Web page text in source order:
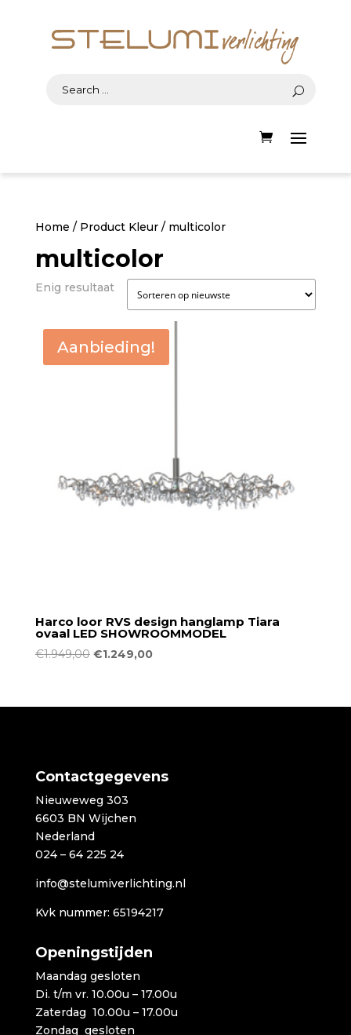
Home / Product Kleur / multicolor
multicolor
Enig resultaat
Aanbieding!
Harco loor RVS design hanglamp Tiara
ovaal LED SHOWROOMMODEL
€1.949,00 Oorspronkelijke
€1.949,00.
€1.249,00Huidige
€1.249,00.
Contactgegevens
Nieuweweg 303
6603 BN Wijchen
Nederland
024 – 64 225 24
info@stelumiverlichting.nl
Kvk nummer: 65194217
Openingstijden
Maandag gesloten
Di. t/m vr. 10.00u – 17.00u
Zaterdag 10.00u – 17.00u
Zondag gesloten